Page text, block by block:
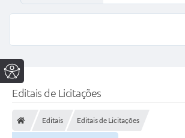
Editais de Licitações
Editais Editais de Licitações